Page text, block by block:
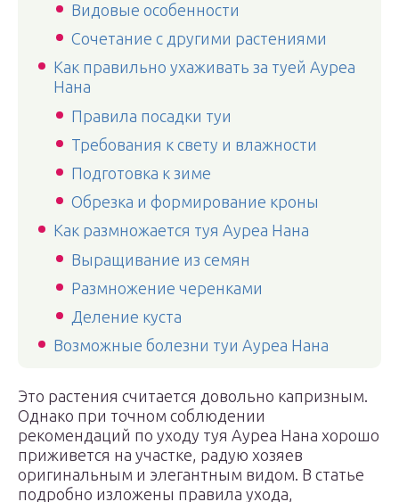
Видовые особенности
Сочетание с другими растениями
Как правильно ухаживать за туей Ауреа
Нана
Правила посадки туи
Требования к свету и влажности
Подготовка к зиме
Обрезка и формирование кроны
Как размножается туя Ауреа Нана
Выращивание из семян
Размножение черенками
Деление куста
Возможные болезни туи Ауреа Нана
Это растения считается довольно капризным.
Однако при точном соблюдении
рекомендаций по уходу туя Ауреа Нана хорошо
приживется на участке, радую хозяев
оригинальным и элегантным видом. В статье
подробно изложены правила ухода,